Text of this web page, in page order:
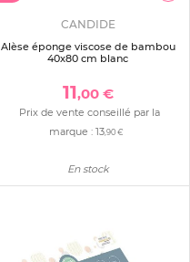
CANDIDE
Alèse éponge viscose de bambou
40x80 cm blanc
11,00 €
Prix de vente conseillé par la
marque : 13,90 €
En stock